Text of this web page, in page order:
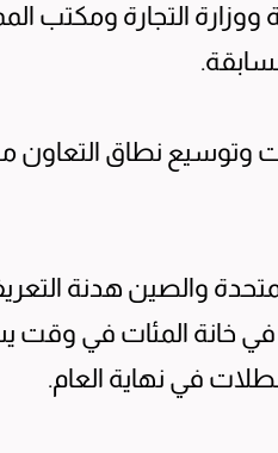
ووزارة التجارة ومكتب
وتوسيع نطاق التعاون
والصين هدنة
في خانة المئات في وقت
في نهاية العام.